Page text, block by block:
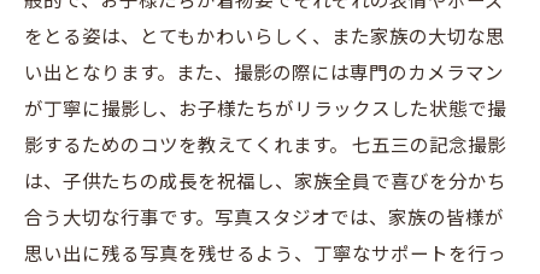
をとる姿は、とてもかわいらしく、また家族の大切な思
い出となります。また、撮影の際には専門のカメラマン
が丁寧に撮影し、お子様たちがリラックスした状態で撮
影するためのコツを教えてくれます。 七五三の記念撮影
は、子供たちの成長を祝福し、家族全員で喜びを分かち
合う大切な行事です。写真スタジオでは、家族の皆様が
思い出に残る写真を残せるよう、丁寧なサポートを行っ